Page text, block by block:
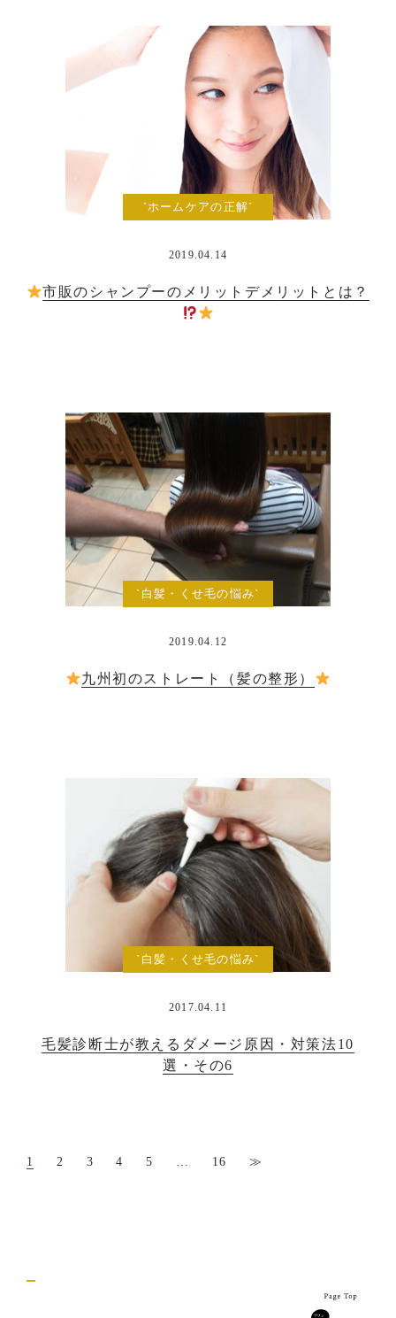
`ホームケアの正解`
2019.04.14
市販のシャンプーのメリットデメリットとは？
`白髪・くせ毛の悩み`
2019.04.12
九州初のストレート（髪の整形）
`白髪・くせ毛の悩み`
2017.04.11
毛髪診断士が教えるダメージ原因・対策法10
選・その6
1 2 3 4 5 … 16 ≫